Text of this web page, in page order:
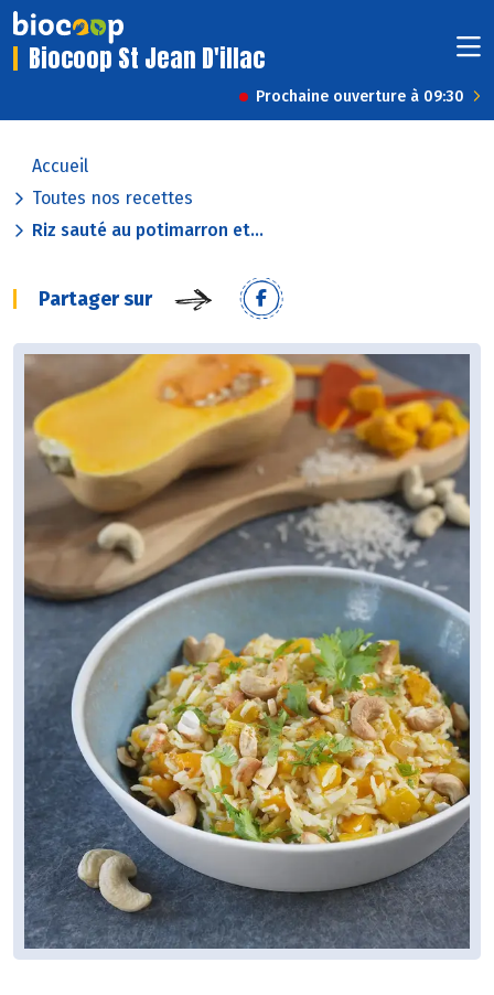
Biocoop St Jean D'illac
Prochaine ouverture à 09:30
Accueil
Toutes nos recettes
Riz sauté au potimarron et...
Partager sur